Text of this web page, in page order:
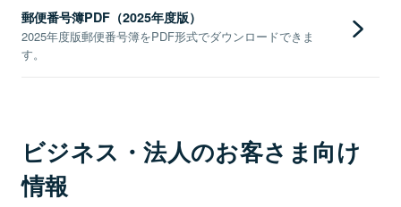
郵便番号簿PDF（2025年度版）
2025年度版郵便番号簿をPDF形式でダウンロードできま
す。
ビジネス・法人のお客さま向け
情報